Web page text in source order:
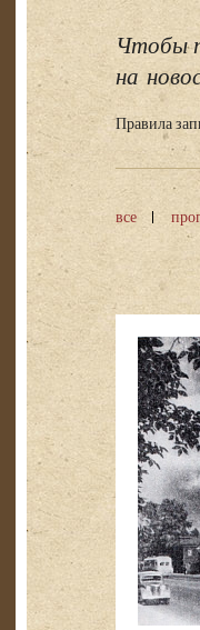
Чтобы
на
Правила
все